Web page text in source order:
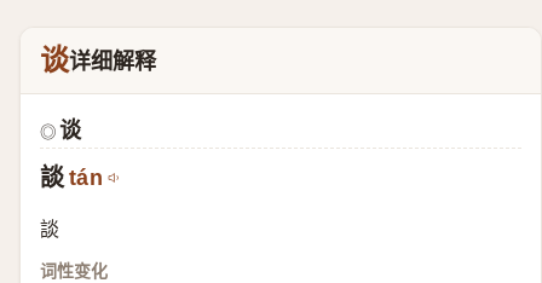
谈详细解释
◎ 谈
談 tán
談
词性变化